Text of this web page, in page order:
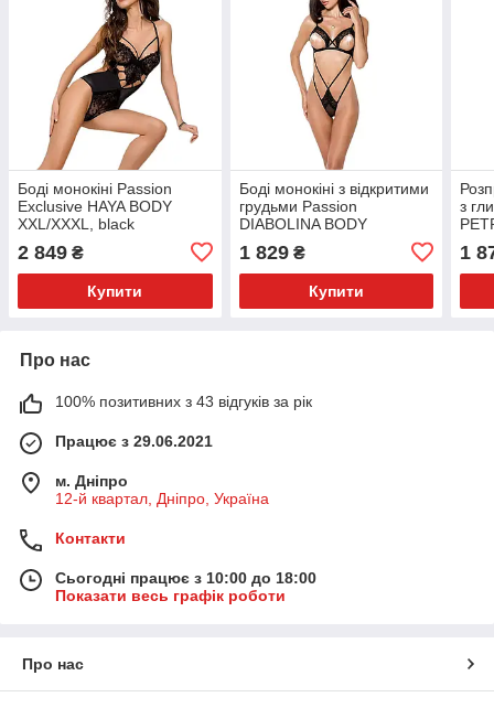
Боді монокіні Passion
Exclusive HAYA BODY
XXL/XXXL, black
2 849 ₴
Купити
Боді монокіні з відкритими
грудьми Passion
DIABOLINA BODY
1 829₴
Купити
з
1
Про нас
100% позитивних з 43 відгуків за рік
Працює з 29.06.2021
м. Дніпро
12-й квартал, Дніпро, Україна
Контакти
Сьогодні працює з 10:00 до 18:00
Показати весь графік роботи
Про нас